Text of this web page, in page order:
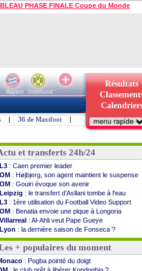
PHASE FINALE Coupe du Monde
Bayern
Dortmund
Résultats
| 36 de Maxifoot |
et transferts 24h/24
L3 : Caen premier leader
OM : Højbjerg, son agent maintient le suspense
OM : Gouiri évoque son avenir
Leipzig : le transfert d'Asllani tombe à l'eau
L3 : 1ère utilisation du Football Video Support
OM : Benatia envoie une pique à Longoria
Villarreal : Al-Ahli veut Pape Gueye
Lyon : la dernière saison de Fonseca ?
OM: un nouveau prétendant pour Højbjerg
Brest: un gardien norvégien en approche ?
OM: McCourt a versé 120 M€ en 2026
PSG: 4 retours dans le groupe face à Man Utd ...
+ populaires du moment
: Pogba pointé du doigt